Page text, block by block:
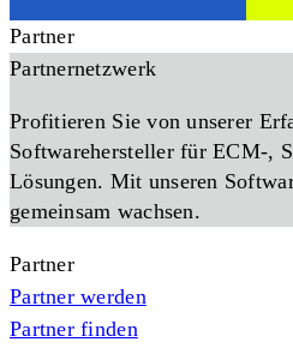
Partner
Partnernetzwerk
Profitieren Sie von unserer
Softwarehersteller für ECM-,
Lösungen. Mit unseren
gemeinsam wachsen.
Partner
Partner werden
Partner finden